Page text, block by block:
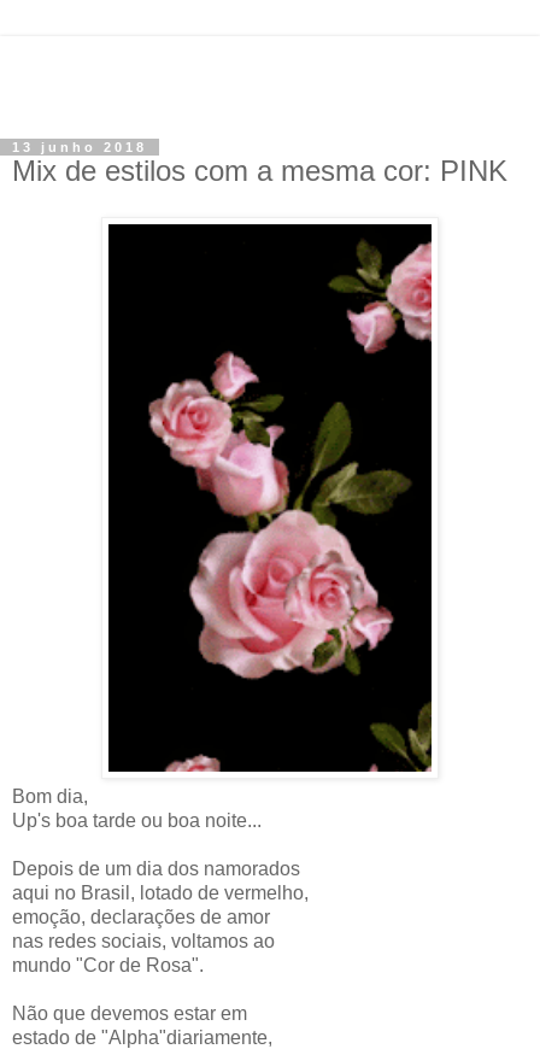
13 junho 2018
Mix de estilos com a mesma cor: PINK
Bom dia,
Up's boa tarde ou boa noite...
Depois de um dia dos namorados
aqui no Brasil, lotado de vermelho,
emoção, declarações de amor
nas redes sociais, voltamos ao
mundo "Cor de Rosa".
Não que devemos estar em
estado de "Alpha"diariamente,